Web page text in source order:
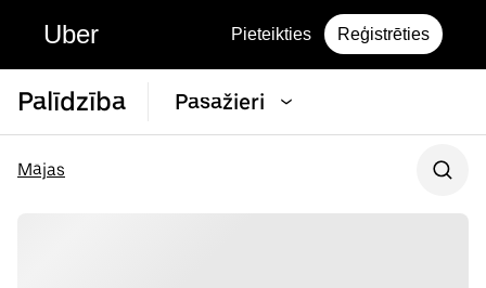
Uber Pieteikties Reģistrēties
Palīdzība Pasažieri
Mājas